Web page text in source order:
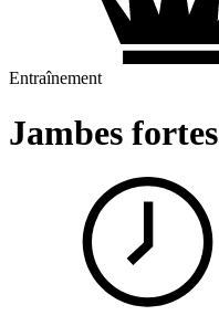
Entraînement
Jambes fortes